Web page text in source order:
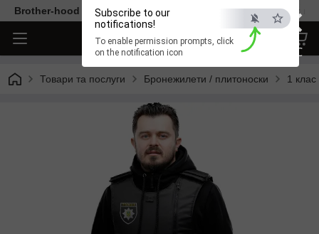
×
ESC
Subscribe to our
notifications!
To enable permission prompts, click
on the notification icon
Brother-hood - Одяг та аксесуари тільки від перевірених
Товари та послуги Бронежилети / плитоноски 1